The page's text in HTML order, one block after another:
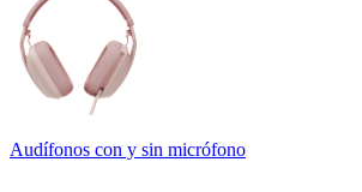
Audífonos con y sin micrófono